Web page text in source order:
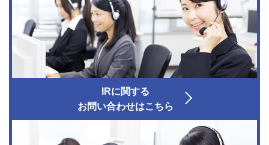
IRに関する
お問い合わせはこちら